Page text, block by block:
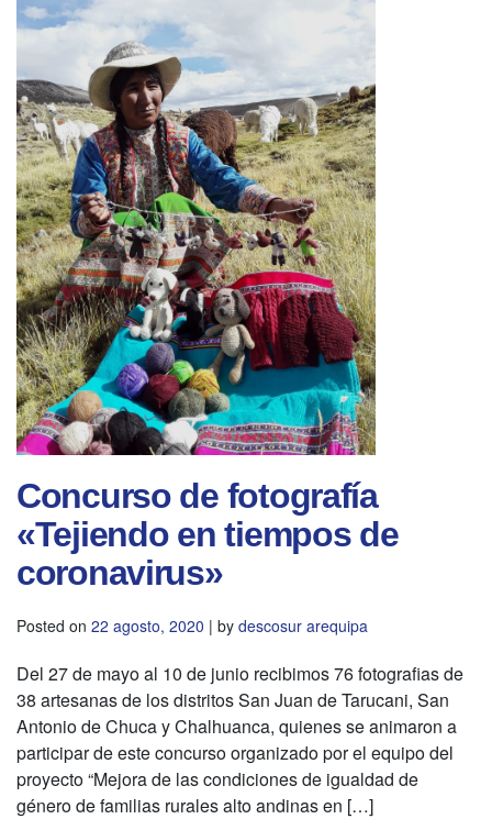
Concurso de fotografía
«Tejiendo en tiempos de
coronavirus»
Posted on 22 agosto, 2020 | by descosur arequipa
Del 27 de mayo al 10 de junio recibimos 76 fotografias de
38 artesanas de los distritos San Juan de Tarucani, San
Antonio de Chuca y Chalhuanca, quienes se animaron a
participar de este concurso organizado por el equipo del
proyecto “Mejora de las condiciones de igualdad de
género de familias rurales alto andinas en […]